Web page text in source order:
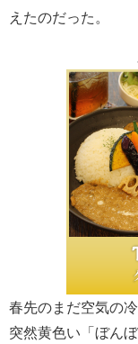
えたのだった。
春先のまだ空気の
突然黄色い「ぼん